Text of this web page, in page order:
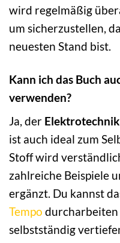
wird regelmäßig
um sicherzustellen,
neuesten Stand bist.
Kann ich das Buch
verwenden?
Ja, der
ist auch ideal zum
Stoff wird
zahlreiche Beispiele
ergänzt. Du kannst
Tempo durcharbeiten
selbstständig